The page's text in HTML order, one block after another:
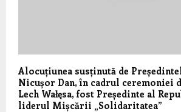
Alocuțiunea susținută de
Nicușor Dan, în cadrul ceremoniei
Lech Wałęsa, fost Președinte al
liderul Mișcării „Solidaritatea”